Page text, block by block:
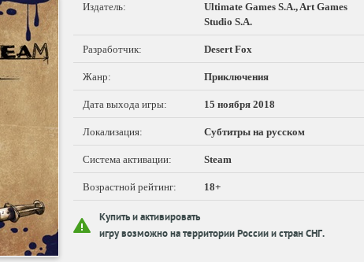
Издатель:
Ultimate Games S.A., Art Games
Studio S.A.
Разработчик: Desert Fox
Жанр: Приключения
Дата выхода игры: 15 ноября 2018
Локализация: Субтитры на русском
Система активации: Steam
Возрастной рейтинг: 18+
Купить и активировать
игру возможно на территории России и стран СНГ.